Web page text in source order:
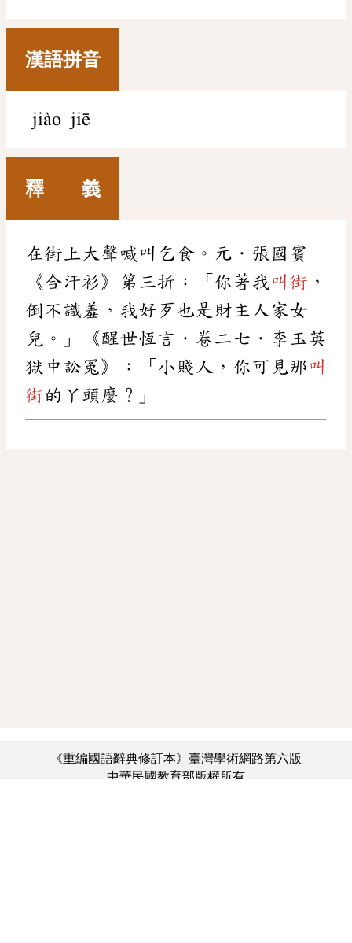
漢語拼音
jiào jiē
釋 義
在街上大聲喊叫乞食。元．張國賓
《合汗衫》第三折：「你著我 叫街 ，
倒不識羞，我好歹也是財主人家女
兒。」《醒世恆言．卷二七．李玉英
獄中訟冤》：「小賤人，你可見那 叫
街的丫頭麼？」
《重編國語辭典修訂本》臺灣學術網路第六版
中華民國教育部版權所有